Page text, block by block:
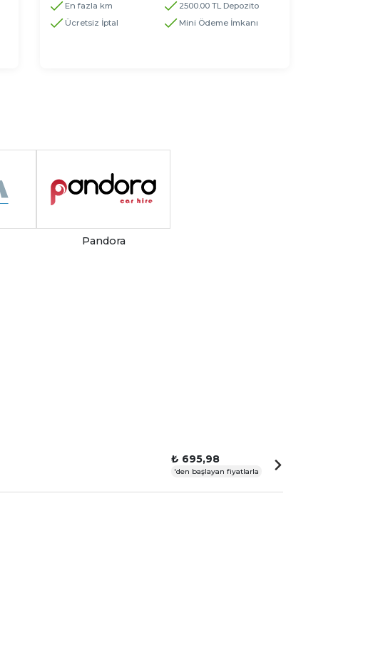
En fazla km
2500.00 TL Depozito
Ücretsiz İptal
Mini Ödeme İmkanı
Pandora
₺ 695,98
'den başlayan fiyatlarla